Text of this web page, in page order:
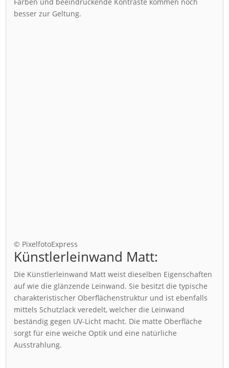
besser zur Geltung.
© PixelfotoExpress
Künstlerleinwand Matt:
Die Künstlerleinwand Matt weist dieselben Eigenschaften
auf wie die glänzende Leinwand. Sie besitzt die typische
charakteristischer Oberflächenstruktur und ist ebenfalls
mittels Schutzlack veredelt, welcher die Leinwand
beständig gegen UV-Licht macht. Die matte Oberfläche
sorgt für eine weiche Optik und eine natürliche
Ausstrahlung.